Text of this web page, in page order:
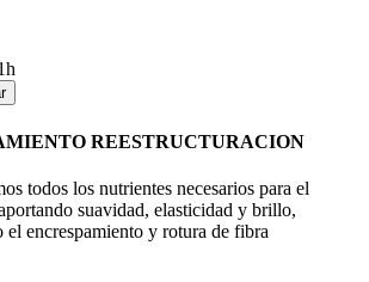
REESTRUCTURACION
todos los nutrientes necesarios para el
suavidad, elasticidad y brillo,
el encrespamiento y rotura de fibra